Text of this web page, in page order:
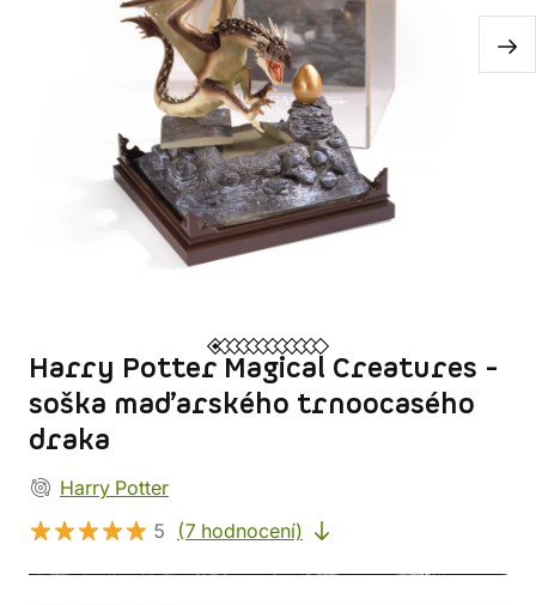
Harry Potter Magical Creatures -
soška maďarského trnoocasého
draka
Harry Potter
5
(7 hodnocení)